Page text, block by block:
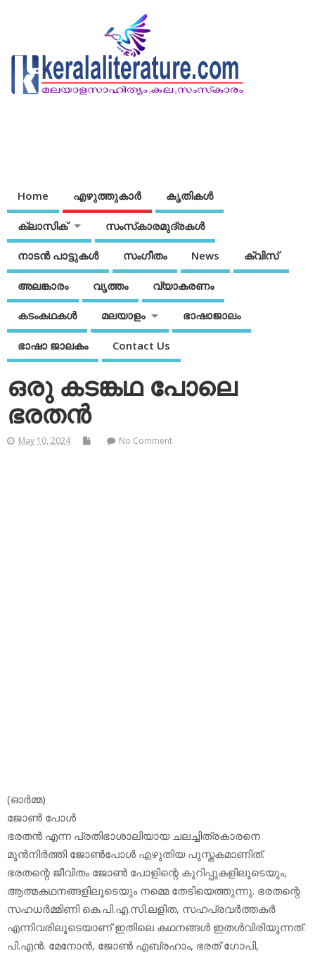
Home എഴുത്തുകാര്‍ കൃതികൾ
ക്ലാസിക് സംസ്‌കാരമുദ്രകള്‍
നാടന്‍ പാട്ടുകള്‍ സംഗീതം News ക്വിസ്
അലങ്കാരം വൃത്തം വ്യാകരണം
കടംകഥകള്‍ മലയാളം ഭാഷാജാലം
ഭാഷാ ജാലകം Contact Us
ഒരു കടങ്കഥ പോലെ
ഭരതന്‍
May 10, 2024 No Comment
(ഓര്‍മ്മ)
ജോണ്‍ പോള്‍
ഭരതന്‍ എന്ന പ്രതിഭാശാലിയായ ചലച്ചിത്രകാരനെ
മുന്‍നിര്‍ത്തി ജോണ്‍പോള്‍ എഴുതിയ പുസ്തകമാണിത്.
ഭരതന്റെ ജീവിതം ജോണ്‍ പോളിന്റെ കുറിപ്പുകളിലൂടെയും,
ആത്മകഥനങ്ങളിലൂടെയും നമ്മെ തേടിയെത്തുന്നു. ഭരതന്റെ
സഹധര്‍മ്മിണി കെ.പി.എ.സി.ലളിത, സഹപ്രവര്‍ത്തകര്‍
എന്നിവരിലൂടെയാണ് ഇതിലെ കഥനങ്ങള്‍ ഇതള്‍വിരിയുന്നത്.
പി.എന്‍. മേനോന്‍, ജോണ്‍ എബ്രഹാം, ഭരത് ഗോപി,